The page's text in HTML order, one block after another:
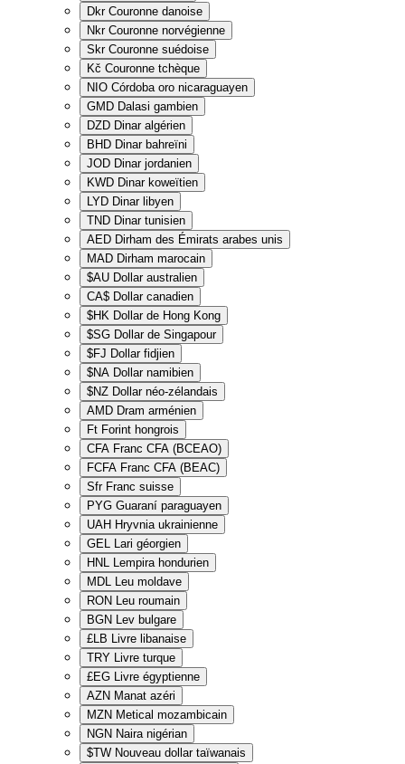
Dkr Couronne danoise
Nkr Couronne norvégienne
Skr Couronne suédoise
Kč Couronne tchèque
NIO Córdoba oro nicaraguayen
GMD Dalasi gambien
DZD Dinar algérien
BHD Dinar bahreïni
JOD Dinar jordanien
KWD Dinar koweïtien
LYD Dinar libyen
TND Dinar tunisien
AED Dirham des Émirats arabes unis
MAD Dirham marocain
$AU Dollar australien
CA$ Dollar canadien
$HK Dollar de Hong Kong
$SG Dollar de Singapour
$FJ Dollar fidjien
$NA Dollar namibien
$NZ Dollar néo-zélandais
AMD Dram arménien
Ft Forint hongrois
CFA Franc CFA (BCEAO)
FCFA Franc CFA (BEAC)
Sfr Franc suisse
PYG Guaraní paraguayen
UAH Hryvnia ukrainienne
GEL Lari géorgien
HNL Lempira hondurien
MDL Leu moldave
RON Leu roumain
BGN Lev bulgare
£LB Livre libanaise
TRY Livre turque
£EG Livre égyptienne
AZN Manat azéri
MZN Metical mozambicain
NGN Naira nigérian
$TW Nouveau dollar taïwanais